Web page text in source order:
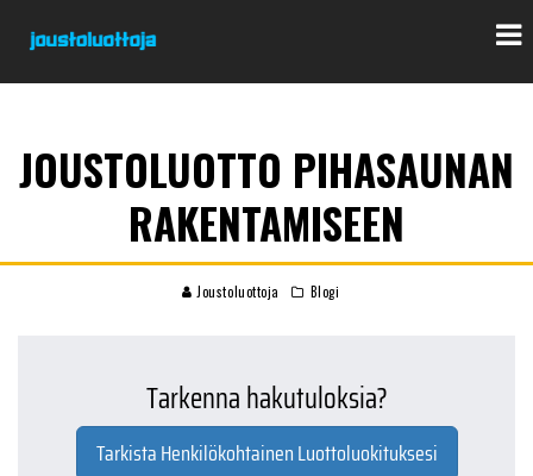
JOUSTOLUOTTO PIHASAUNAN
RAKENTAMISEEN
Joustoluottoja Blogi
Tarkenna hakutuloksia?
Tarkista Henkilökohtainen Luottoluokituksesi